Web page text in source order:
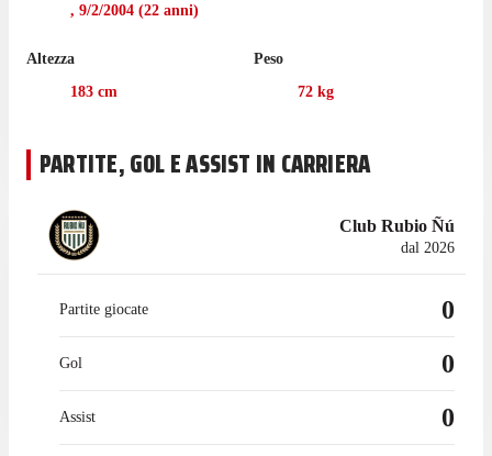
casalinga contro Tigre, il 26 luglio.
segnato 2 gol.
Estudiantes Río Cuarto nel gennaio 2026. In precedenza
giocava per il River Plate, per cui non ha collezionato alcuna
presenza in campionato.
, 9/2/2004 (22 anni)
Altezza
183 cm
Peso
72 kg
PARTITE, GOL E ASSIST IN CARRIERA
Club Rubio Ñú
dal 2026
Partite giocate 0
Gol 0
Assist 0